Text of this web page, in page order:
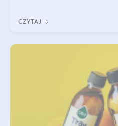
wyjaśnimy.
CZYTAJ